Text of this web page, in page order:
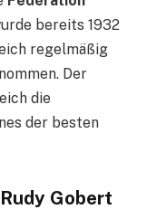
bereits 1932
regelmäßig
Der
die
der besten
Gobert